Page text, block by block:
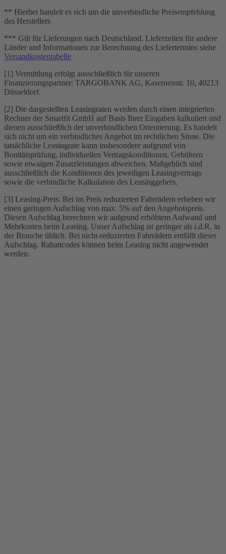
** Hierbei handelt es sich um die unverbindliche Preisempfehlung
des Herstellers
*** Gilt für Lieferungen nach Deutschland. Lieferzeiten für andere
Länder und Informationen zur Berechnung des Liefertermins siehe
Versandkostentabelle
[1] Vermittlung erfolgt ausschließlich für unseren
Finanzierungspartner: TARGOBANK AG, Kasernenstr. 10, 40213
Düsseldorf.
[2] Die dargestellten Leasingraten werden durch einen integrierten
Rechner der Smartfit GmbH auf Basis Ihrer Eingaben kalkuliert und
dienen ausschließlich der unverbindlichen Orientierung. Es handelt
sich nicht um ein verbindliches Angebot im rechtlichen Sinne. Die
tatsächliche Leasingrate kann insbesondere aufgrund von
Bonitätsprüfung, individuellen Vertragskonditionen, Gebühren
sowie etwaigen Zusatzleistungen abweichen. Maßgeblich sind
ausschließlich die Konditionen des jeweiligen Leasingvertrags
sowie die verbindliche Kalkulation des Leasinggebers.
[3] Leasing-Preis: Bei im Preis reduzierten Fahrrädern erheben wir
einen geringen Aufschlag von max. 5% auf den Angebotspreis.
Diesen Aufschlag berechnen wir aufgrund erhöhtem Aufwand und
Mehrkosten beim Leasing. Unser Aufschlag ist geringer als i.d.R. in
der Branche üblich. Bei nicht-reduzierten Fahrrädern entfällt dieser
Aufschlag. Rabattcodes können beim Leasing nicht angewendet
werden.